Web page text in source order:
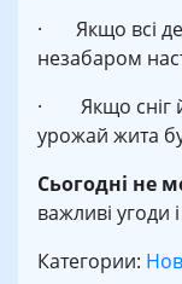
· Якщо всі
незабаром
· Якщо сніг
урожай жита
Сьогодні не
важливі угоди
Категории: